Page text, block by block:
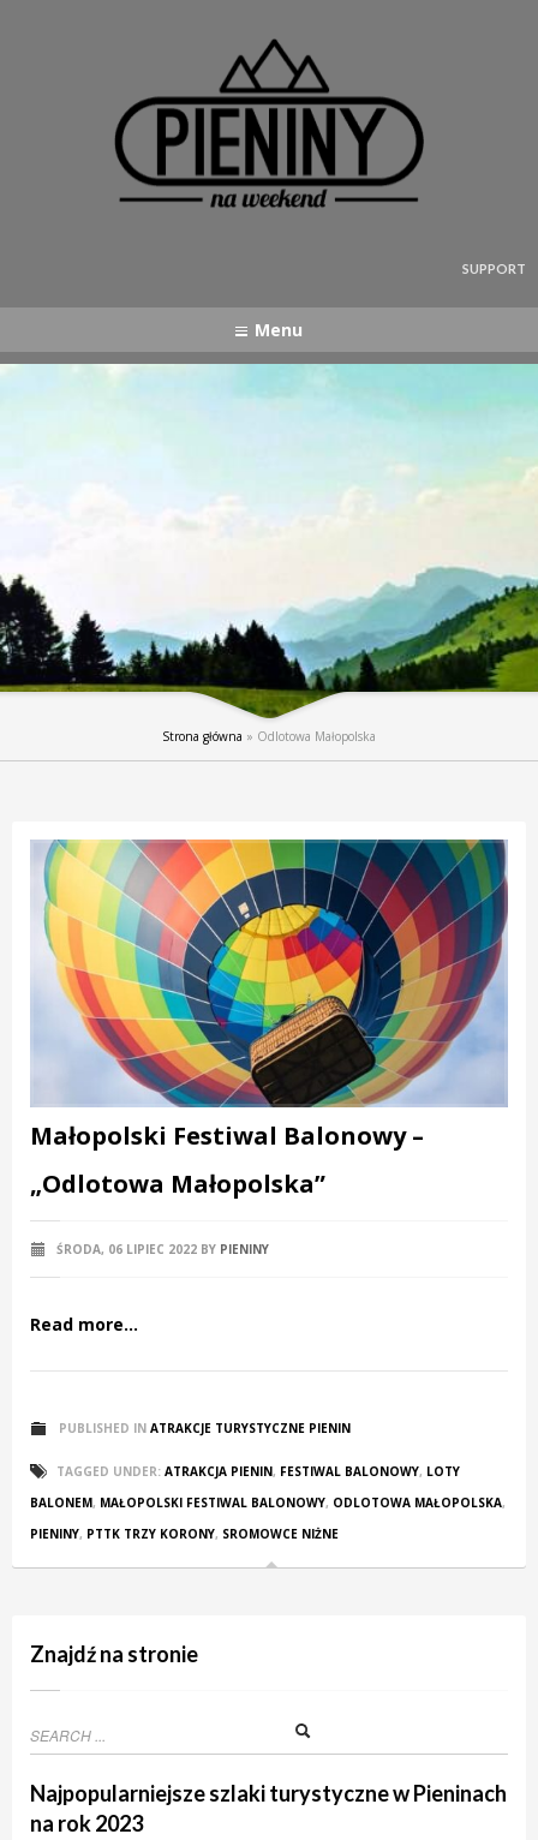
SUPPORT
Menu
Strona główna » Odlotowa Małopolska
Małopolski Festiwal Balonowy –
„Odlotowa Małopolska”
ŚRODA, 06 LIPIEC 2022 BY PIENINY
Read more...
PUBLISHED IN ATRAKCJE TURYSTYCZNE PIENIN
TAGGED UNDER: ATRAKCJA PIENIN, FESTIWAL BALONOWY, LOTY
BALONEM, MAŁOPOLSKI FESTIWAL BALONOWY, ODLOTOWA MAŁOPOLSKA,
PIENINY, PTTK TRZY KORONY, SROMOWCE NIŻNE
Znajdź na stronie
Najpopularniejsze szlaki turystyczne w Pieninach
na rok 2023